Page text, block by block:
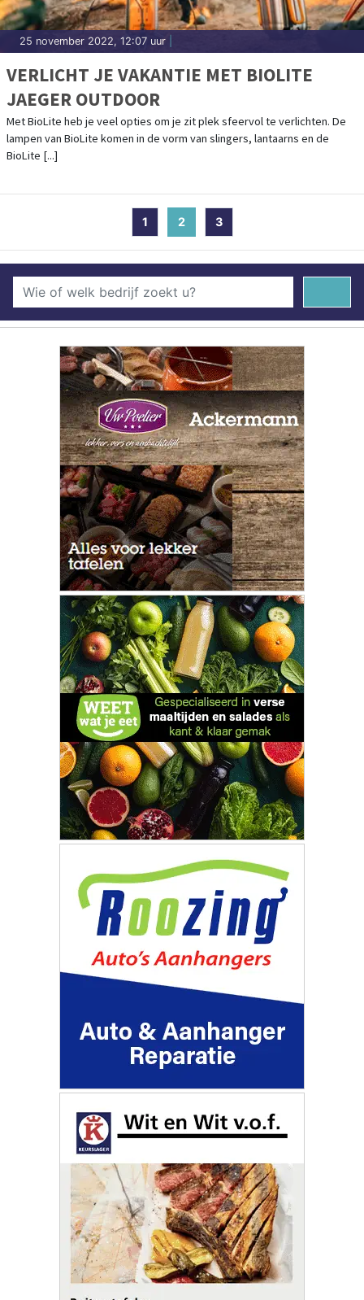
25 november 2022, 12:07 uur
VERLICHT JE VAKANTIE MET BIOLITE
JAEGER OUTDOOR
Met BioLite heb je veel opties om je zit plek sfeervol te verlichten. De
lampen van BioLite komen in de vorm van slingers, lantaarns en de
BioLite [...]
1 2(current)
3